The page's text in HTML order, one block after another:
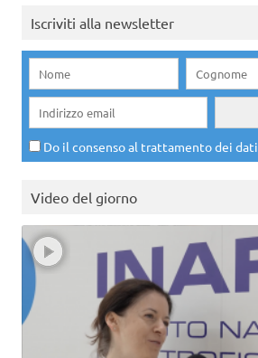
Iscriviti alla newsletter
Do il consenso al trattamento dei dati
Video del giorno